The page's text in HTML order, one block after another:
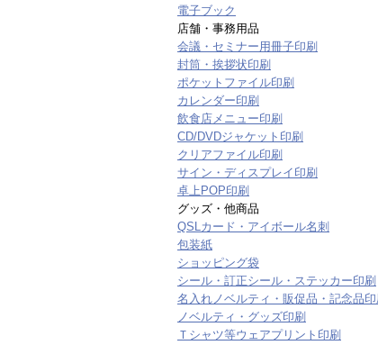
電子ブック
店舗・事務用品
会議・セミナー用冊子印刷
封筒・挨拶状印刷
ポケットファイル印刷
カレンダー印刷
飲食店メニュー印刷
CD/DVDジャケット印刷
クリアファイル印刷
サイン・ディスプレイ印刷
卓上POP印刷
グッズ・他商品
QSLカード・アイボール名刺
包装紙
ショッピング袋
シール・訂正シール・ステッカー印刷
名入れノベルティ・販促品・記念品印
ノベルティ・グッズ印刷
Ｔシャツ等ウェアプリント印刷